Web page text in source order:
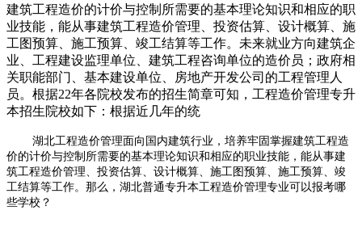
建筑工程造价的计价与控制所需要的基本理论知识和相应的职
业技能，能从事建筑工程造价管理、投资估算、设计概算、施
工图预算、施工预算、竣工结算等工作。未来就业方向建筑企
业、工程建设监理单位、建筑工程咨询单位的造价员；政府相
关职能部门、基本建设单位、房地产开发公司的工程管理人
员。根据22年各院校发布的招生简章可知，工程造价管理专升
本招生院校如下：根据近几年的统
湖北工程造价管理面向国内建筑行业，培养牢固掌握建筑工程造
价的计价与控制所需要的基本理论知识和相应的职业技能，能从事建
筑工程造价管理、投资估算、设计概算、施工图预算、施工预算、竣
工结算等工作。那么，湖北普通专升本工程造价管理专业可以报考哪
些学校？